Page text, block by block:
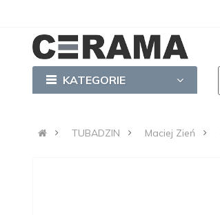
KATEGORIE
TUBADZIN Maciej Zień